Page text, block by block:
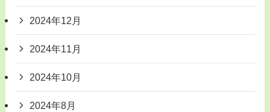
2024年12月
2024年11月
2024年10月
2024年8月